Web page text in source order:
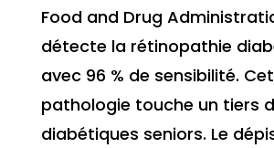
Food and Drug
détecte la rétinopathie
avec 96 % de sensibilité.
pathologie touche un tiers
diabétiques seniors. Le